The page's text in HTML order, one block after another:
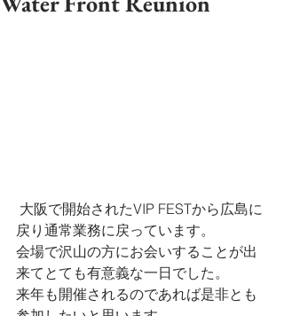
戻り通常業務に戻っています。
会場で沢山の方にお会いすることが出
来てとても有意義な一日でした。
来年も開催されるのであれば是非とも